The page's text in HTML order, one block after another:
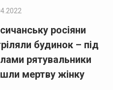
росіяни
будинок – під
рятувальники
мертву жінку